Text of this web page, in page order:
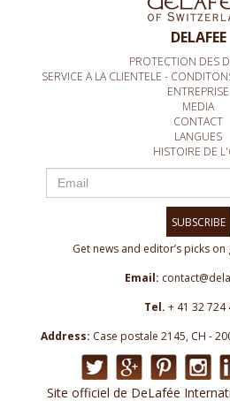
DELAFEE
PROTECTION DES
SERVICE A LA CLIENTELE -
ENTREPRISE
MEDIA
CONTACT
LANGUES
HISTOIRE DE
SUBSCRIBE
Get news and editor’s picks
Email:
Tel. + 41 32 724
Address: Case postale 2145, CH -
Site officiel de DeLafée